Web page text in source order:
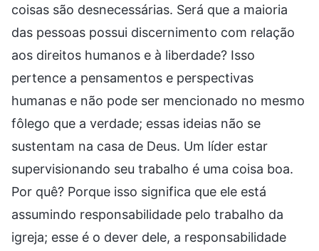
coisas são desnecessárias. Será que a maioria
das pessoas possui discernimento com relação
aos direitos humanos e à liberdade? Isso
pertence a pensamentos e perspectivas
humanas e não pode ser mencionado no mesmo
fôlego que a verdade; essas ideias não se
sustentam na casa de Deus. Um líder estar
supervisionando seu trabalho é uma coisa boa.
Por quê? Porque isso significa que ele está
assumindo responsabilidade pelo trabalho da
igreja; esse é o dever dele, a responsabilidade